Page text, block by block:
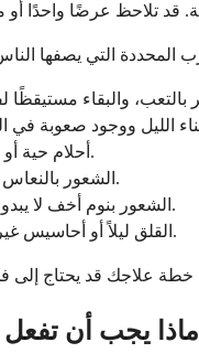
أحلام حية أو مزعجة توقظك أو تتركك تشعر بعدم الارتياح في الصباح.
الشعور بالنعاس الشديد خلال النهار، حتى بعد ما بدا وكأنه ليلة نوم كاملة.
الشعور بنوم أخف لا يبدو مريحًا، كما لو أنك لم تصل أبدًا إلى مراحل النوم الأعمق.
القلق ليلاً أو أحاسيس غير مريحة في ساقيك، توصف أحيانًا بأنها رغبة في التحرك.
ماذا يجب أن تفعل